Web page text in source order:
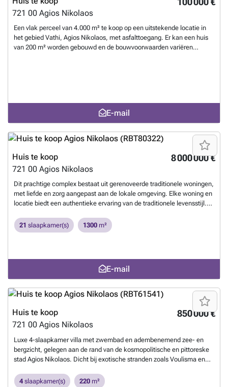
721 00 Agios Nikolaos
Een vlak perceel van 4.000 m² te koop op een uitstekende locatie in
het gebied Vathi, Agios Nikolaos, met asfalttoegang. Er kan een huis
van 200 m² worden gebouwd en de bouwvoorwaarden variëren
E-mail
8 000 000 €
Huis te koop
721 00 Agios Nikolaos
Dit prachtige complex bestaat uit gerenoveerde traditionele woningen,
met liefde en zorg aangepast aan de lokale omgeving. Elke woning en
locatie biedt een authentieke ervaring van de traditionele levensstijl.
een adembenemend uitzicht op zee en de bergen. Het complex
bestaat uit 10 gerenoveerde huizen, waarvan 5 met privézwembad en
individueel met u bespreken en aanpassen aan uw wensen. ID
21 slaapkamer(s) 1300 m²
E-mail
850 000 €
Huis te koop
721 00 Agios Nikolaos
Luxe 4-slaapkamer villa met zwembad en adembenemend zee- en
bergzicht, gelegen aan de rand van de kosmopolitische en pittoreske
stad Agios Nikolaos. Dicht bij exotische stranden zoals Voulisma en
van 65 m² met jacuzzi en een panoramisch uitzicht op de zee en de
4slaapkamer(s) 220 m²